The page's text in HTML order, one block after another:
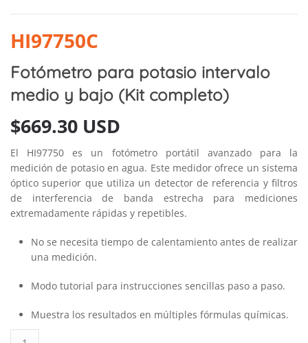
HI97750C
Fotómetro para potasio intervalo
medio y bajo (Kit completo)
$669.30 USD
El HI97750 es un fotómetro portátil avanzado para la
medición de potasio en agua. Este medidor ofrece un sistema
óptico superior que utiliza un detector de referencia y filtros
de interferencia de banda estrecha para mediciones
extremadamente rápidas y repetibles.
No se necesita tiempo de calentamiento antes de realizar
una medición.
Modo tutorial para instrucciones sencillas paso a paso.
Muestra los resultados en múltiples fórmulas químicas.